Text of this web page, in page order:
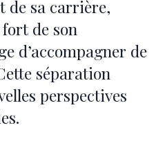
de sa carrière,
de son
d’accompagner de
séparation
perspectives